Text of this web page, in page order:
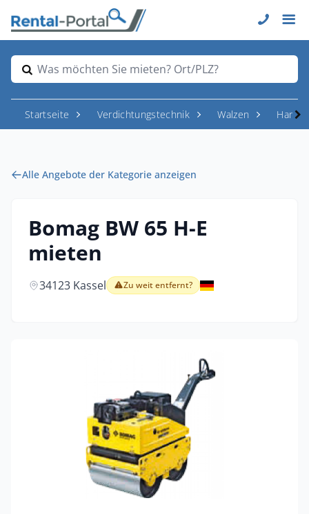
Was möchten Sie mieten? Ort/PLZ?
Startseite Verdichtungstechnik Walzen
Alle Angebote der Kategorie anzeigen
Bomag BW 65 H-E
mieten
34123 Kassel Zu weit entfernt?